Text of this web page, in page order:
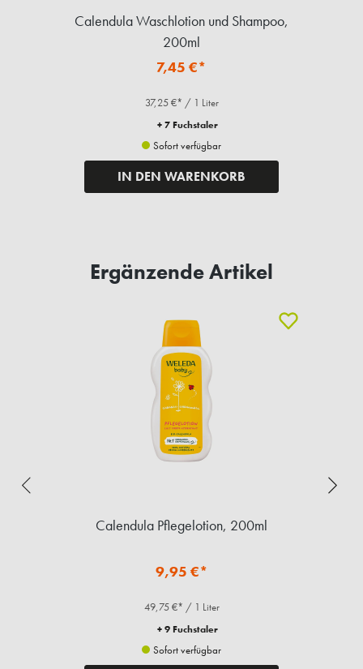
Calendula Waschlotion und Shampoo,
200ml
7,45 €*
37,25 €* / 1 Liter
+ 7 Fuchstaler
Sofort verfügbar
IN DEN WARENKORB
Ergänzende Artikel
Calendula Pflegelotion, 200ml
9,95 €*
49,75 €* / 1 Liter
+ 9 Fuchstaler
Sofort verfügbar